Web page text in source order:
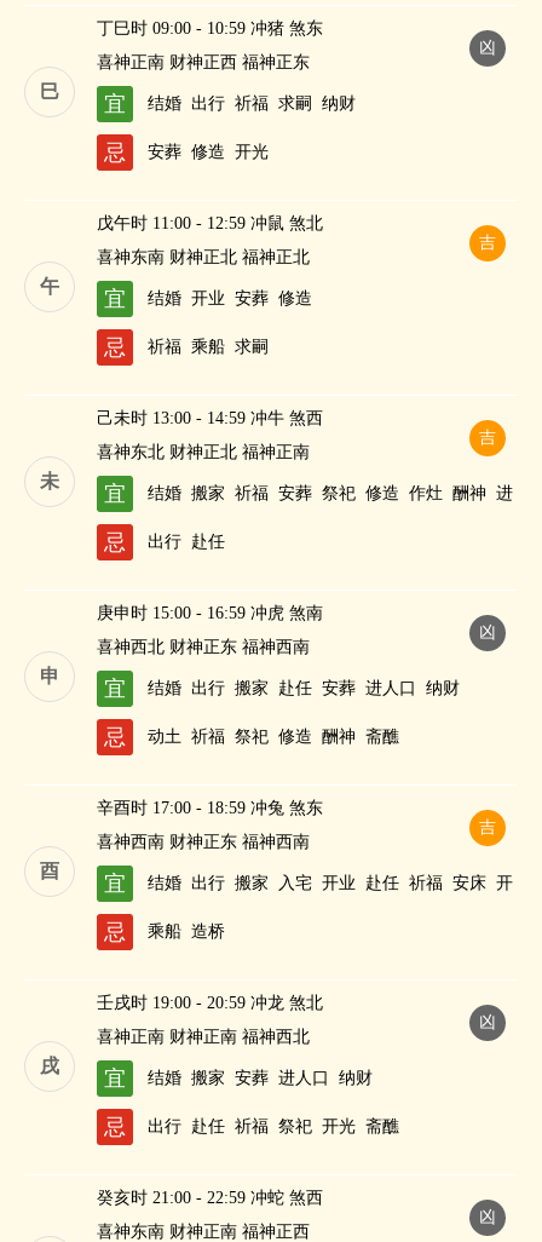
巳
凶
丁巳时 09:00 - 10:59 冲猪 煞东
喜神正南 财神正西 福神正东
宜 结婚 出行 祈福 求嗣 纳财
忌 安葬 修造 开光
午
吉
戊午时 11:00 - 12:59 冲鼠 煞北
喜神东南 财神正北 福神正北
宜 结婚 开业 安葬 修造
忌 祈福 乘船 求嗣
未
吉
己未时 13:00 - 14:59 冲牛 煞西
喜神东北 财神正北 福神正南
宜 结婚 搬家 祈福 安葬 祭祀 修造 作灶 酬神 进
人口
斋醮
忌 出行 赴任
申
凶
庚申时 15:00 - 16:59 冲虎 煞南
喜神西北 财神正东 福神西南
宜 结婚 出行 搬家 赴任 安葬 进人口 纳财
忌 动土 祈福 祭祀 修造 酬神 斋醮
酉
吉
辛酉时 17:00 - 18:59 冲兔 煞东
喜神西南 财神正东 福神西南
宜 结婚 出行 搬家 入宅 开业 赴任 祈福 安床 开
仓
盖屋
忌 乘船 造桥
戌
凶
壬戌时 19:00 - 20:59 冲龙 煞北
喜神正南 财神正南 福神西北
宜 结婚 搬家 安葬 进人口 纳财
忌 出行 赴任 祈福 祭祀 开光 斋醮
凶
癸亥时 21:00 - 22:59 冲蛇 煞西
喜神东南 财神正南 福神正西